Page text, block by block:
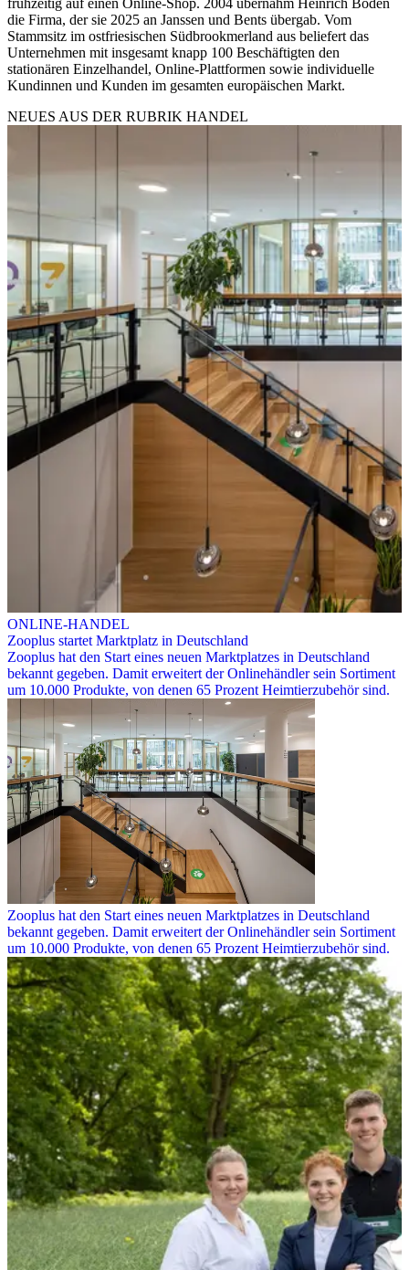
die Firma, der sie 2025 an Janssen und Bents übergab. Vom
Stammsitz im ostfriesischen Südbrookmerland aus beliefert das
Unternehmen mit insgesamt knapp 100 Beschäftigten den
stationären Einzelhandel, Online-Plattformen sowie individuelle
Kundinnen und Kunden im gesamten europäischen Markt.
NEUES AUS DER RUBRIK HANDEL
ONLINE-HANDEL
Zooplus startet Marktplatz in Deutschland
Zooplus hat den Start eines neuen Marktplatzes in Deutschland
bekannt gegeben. Damit erweitert der Onlinehändler sein Sortiment
um 10.000 Produkte, von denen 65 Prozent Heimtierzubehör sind.
Zooplus hat den Start eines neuen Marktplatzes in Deutschland
bekannt gegeben. Damit erweitert der Onlinehändler sein Sortiment
um 10.000 Produkte, von denen 65 Prozent Heimtierzubehör sind.